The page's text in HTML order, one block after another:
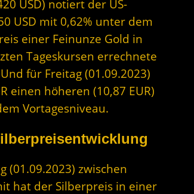
USD) notiert der US-
USD mit 0,62% unter dem
einer Feinunze Gold in
Tageskursen errechnete
für Freitag (01.09.2023)
einen höheren (10,87 EUR)
Vortagesniveau.
(01.09.2023) zwischen
hat der Silberpreis in einer